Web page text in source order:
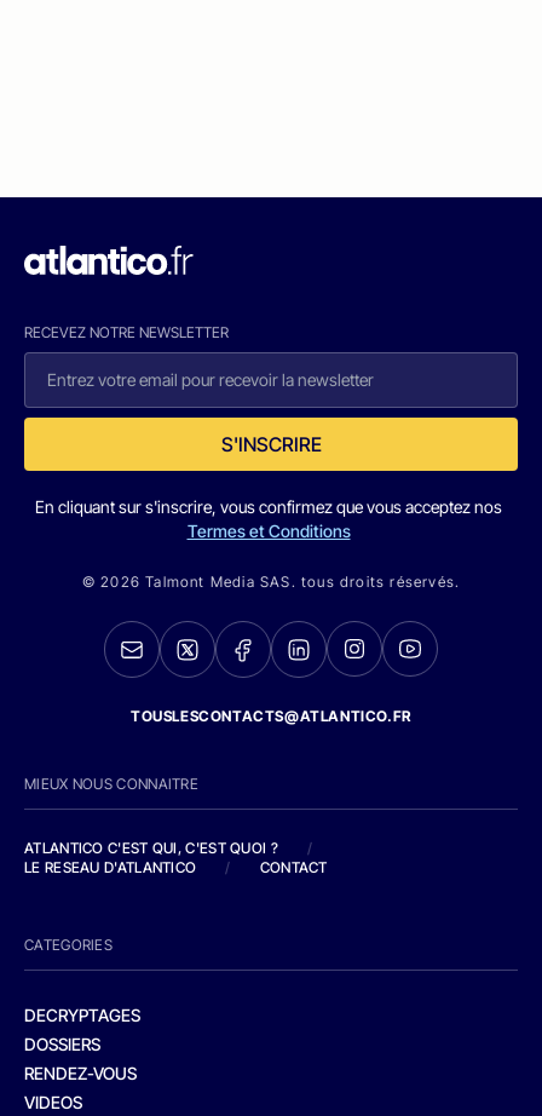
RECEVEZ NOTRE NEWSLETTER
S'INSCRIRE
En cliquant sur s'inscrire, vous confirmez que vous acceptez nos
Termes et Conditions
© 2026 Talmont Media SAS. tous droits réservés.
TOUSLESCONTACTS@ATLANTICO.FR
MIEUX NOUS CONNAITRE
ATLANTICO C'EST QUI, C'EST QUOI ?
/
LE RESEAU D'ATLANTICO
/ CONTACT
CATEGORIES
DECRYPTAGES
DOSSIERS
RENDEZ-VOUS
VIDEOS